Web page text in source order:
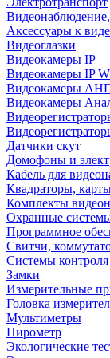
Аксессуары к
Видеоглазки
Видеокамеры IP
Видеокамеры IP
Видеокамеры
Видеокамеры
Датчики скут
Домофоны и
Кабель для
Квадраторы,
Комплекты
Охранные
Программное
Свитчи,
Системы контроля
Замки
Измерительные
Головка
Мультиметры
Пирометр
Экологические